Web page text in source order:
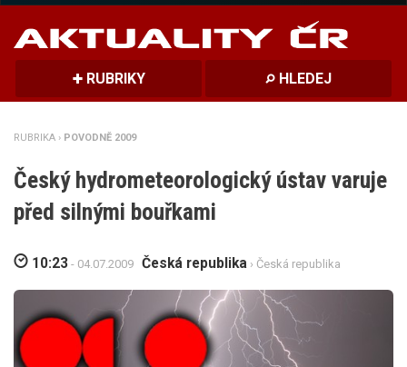
MAGAZÍN
DALŠÍ
REGION
RUBRIKY HLEDEJ
RUBRIKA › POVODNĚ 2009
Český hydrometeorologický ústav varuje
před silnými bouřkami
10:23 - 04.07.2009 Česká republika › Česká republika